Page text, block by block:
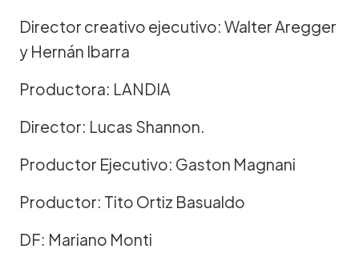
Director creativo ejecutivo: Walter Aregger
y Hernán Ibarra
Productora: LANDIA
Director: Lucas Shannon.
Productor Ejecutivo: Gaston Magnani
Productor: Tito Ortiz Basualdo
DF: Mariano Monti